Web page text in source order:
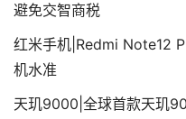
避免交智商税
红米手机|Redmi Note12
机水准
天玑9000|全球首款天玑